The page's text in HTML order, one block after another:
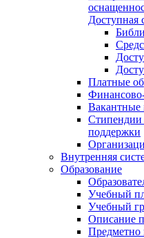
Доступная
Платные
Финансово-
Вакантные
Стипендии
поддержки
Внутренняя
Образование
Учебный
Учебный
Описание
Предметно